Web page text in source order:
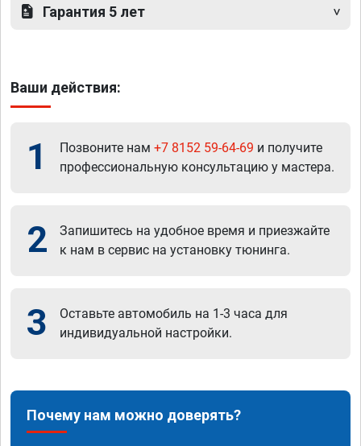
Гарантия 5 лет
Ваши действия:
1 Позвоните нам +7 8152 59-64-69 и получите
профессиональную консультацию у мастера.
2
Запишитесь на удобное время и приезжайте
к нам в сервис на установку тюнинга.
3
Оставьте автомобиль на 1-3 часа для
индивидуальной настройки.
Почему нам можно доверять?